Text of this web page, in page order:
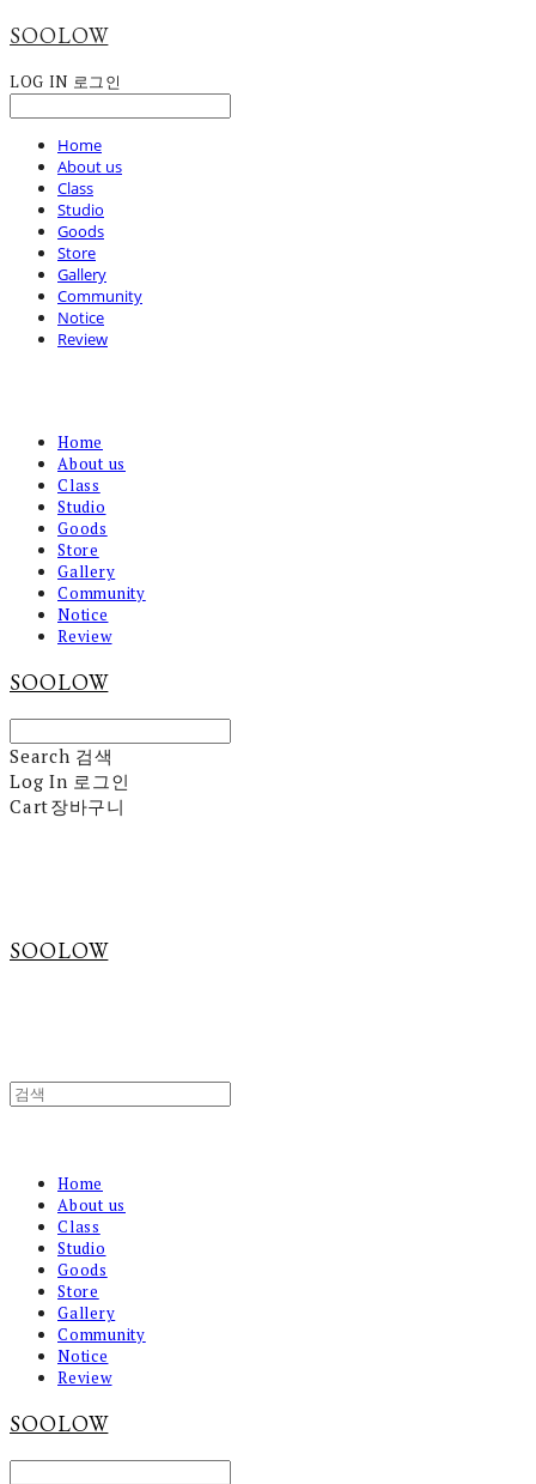
SOOLOW
LOG IN 로그인
Home
About us
Class
Studio
Goods
Store
Gallery
Community
Notice
Review
Home
About us
Class
Studio
Goods
Store
Gallery
Community
Notice
Review
SOOLOW
Search 검색
Log In 로그인
Cart장바구니
SOOLOW
Home
About us
Class
Studio
Goods
Store
Gallery
Community
Notice
Review
SOOLOW